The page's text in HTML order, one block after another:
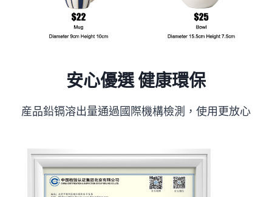
安心優選 健康環保
産品鉛镉溶出量通過國際機構檢測，使用更放心